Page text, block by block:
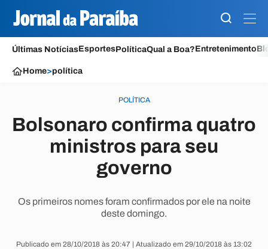
Últimas NotíciasEsportesPolíticaQual a Boa?Entretenimento
Home>política
POLÍTICA
Bolsonaro confirma quatro
ministros para seu
governo
Os primeiros nomes foram confirmados por ele na noite
deste domingo.
Publicado em 28/10/2018 às 20:47 | Atualizado em 29/10/2018 às 13:02